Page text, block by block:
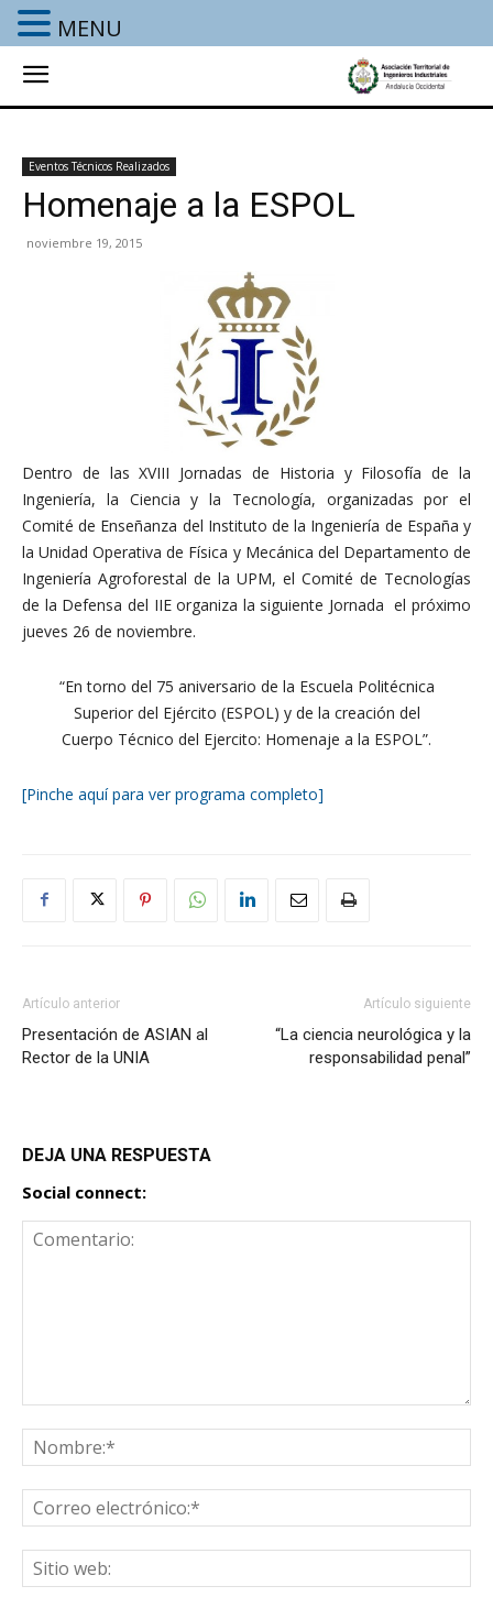
Eventos Técnicos Realizados
Homenaje a la ESPOL
noviembre 19, 2015
Dentro de las XVIII Jornadas de Historia y Filosofía de la
Ingeniería, la Ciencia y la Tecnología, organizadas por el
Comité de Enseñanza del Instituto de la Ingeniería de España y
la Unidad Operativa de Física y Mecánica del Departamento de
Ingeniería Agroforestal de la UPM, el Comité de Tecnologías
de la Defensa del IIE organiza la siguiente Jornada el próximo
jueves 26 de noviembre.
“En torno del 75 aniversario de la Escuela Politécnica
Superior del Ejército (ESPOL) y de la creación del
Cuerpo Técnico del Ejercito: Homenaje a la ESPOL”.
[Pinche aquí para ver programa completo]
Artículo anterior
Presentación de ASIAN al
Rector de la UNIA
Artículo siguiente
“La ciencia neurológica y la
responsabilidad penal”
DEJA UNA RESPUESTA
Social connect:
MENU